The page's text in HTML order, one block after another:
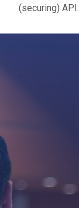
(securing) API.